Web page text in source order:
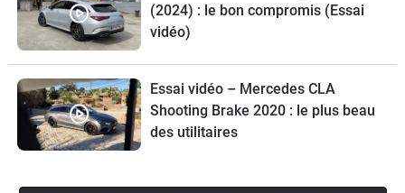
(2024) : le bon compromis (Essai
vidéo)
Essai vidéo – Mercedes CLA
Shooting Brake 2020 : le plus beau
des utilitaires